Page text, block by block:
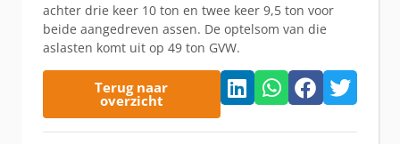
achter drie keer 10 ton en twee keer 9,5 ton voor
beide aangedreven assen. De optelsom van die
aslasten komt uit op 49 ton GVW.
Terug naar
overzicht